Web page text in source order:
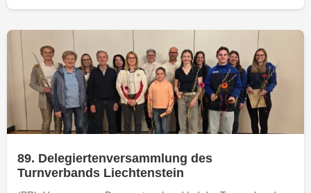
89. Delegiertenversammlung des
Turnverbands Liechtenstein